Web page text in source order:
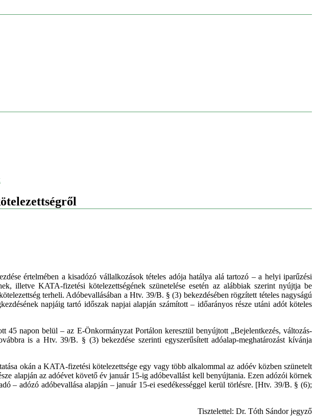
értelmében a kisadózó vállalkozások tételes adója hatálya alá tartozó – a helyi iparűzési
illetve KATA-fizetési kötelezettségének szünetelése esetén az alábbiak szerint nyújtja be
terheli. Adóbevallásában a Htv. 39/B. § (3) bekezdésében rögzített tételes nagyságú
napjáig tartó időszak napjai alapján számított – időarányos része utáni adót köteles
45 napon belül – az E-Önkormányzat Portálon keresztül benyújtott „Bejelentkezés, változás-
is a Htv. 39/B. § (3) bekezdése szerinti egyszerűsített adóalap-meghatározást kívánja
okán a KATA-fizetési kötelezettsége egy vagy több alkalommal az adóév közben szünetelt
alapján az adóévet követő év január 15-ig adóbevallást kell benyújtania. Ezen adózói körnek
– adózó adóbevallása alapján – január 15-ei esedékességgel kerül törlésre. [Htv. 39/B. § (6);
Tisztelettel: Dr. Tóth Sándor jegyző